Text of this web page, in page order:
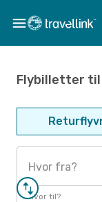
Flybilletter til
Hvor fra?
Hvor til?